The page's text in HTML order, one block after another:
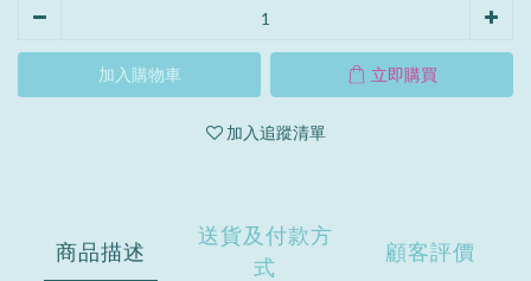
加入購物車 立即購買
加入追蹤清單
商品描述
送貨及付款方
式
顧客評價